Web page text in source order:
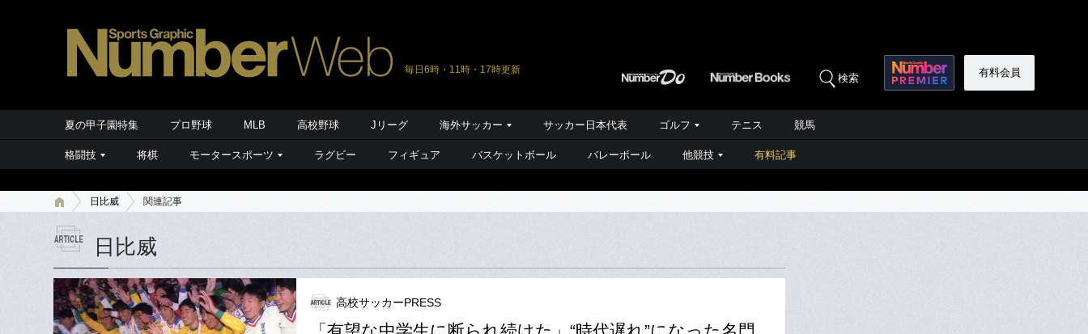
毎日6時・11時・17時更新
検索 有料会員
夏の甲子園特集 プロ野球 MLB 高校野球 Jリーグ 海外サッカー サッカー日本代表 ゴルフ テニス 競馬
格闘技 将棋 モータースポーツ ラグビー フィギュア バスケットボール バレーボール 他競技 有料記事
日比威 関連記事
日比威
高校サッカーPRESS